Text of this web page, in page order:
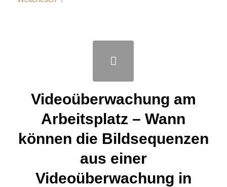
Videoüberwachung am
Arbeitsplatz – Wann
können die Bildsequenzen
aus einer
Videoüberwachung in